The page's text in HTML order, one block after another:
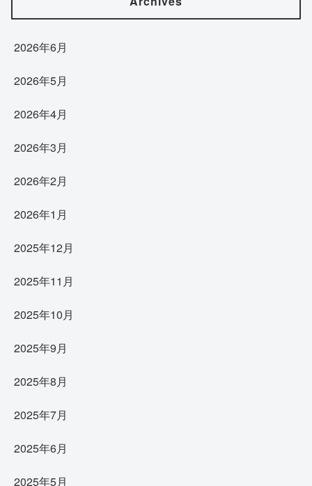
2026年6月
2026年5月
2026年4月
2026年3月
2026年2月
2026年1月
2025年12月
2025年11月
2025年10月
2025年9月
2025年8月
2025年7月
2025年6月
2025年5月